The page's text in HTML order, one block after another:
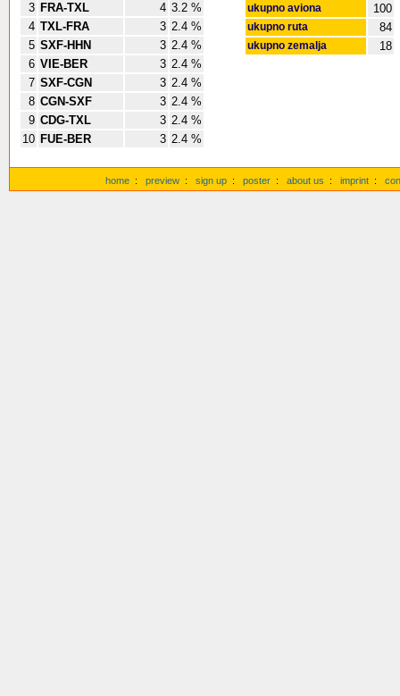
3 FRA-TXL 4 3.2 %
4 TXL-FRA 3 2.4 %
5 SXF-HHN 3 2.4 %
6 VIE-BER 3 2.4 %
7 SXF-CGN 3 2.4 %
8 CGN-SXF 3 2.4 %
9 CDG-TXL 3 2.4 %
10 FUE-BER 3 2.4 %
ukupno aviona 100
ukupno ruta 84
ukupno zemalja 18
home : preview : sign up : poster : about us : imprint :